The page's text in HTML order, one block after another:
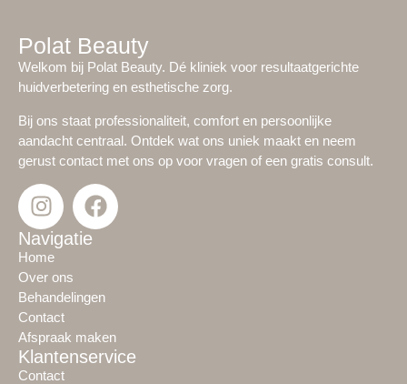
Polat Beauty
Welkom bij Polat Beauty. Dé kliniek voor resultaatgerichte
huidverbetering en esthetische zorg.
Bij ons staat professionaliteit, comfort en persoonlijke
aandacht centraal. Ontdek wat ons uniek maakt en neem
gerust contact met ons op voor vragen of een gratis consult.
Navigatie
Home
Over ons
Behandelingen
Contact
Afspraak maken
Klantenservice
Contact